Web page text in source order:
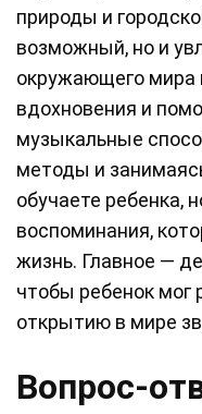
природы и
возможный, но и
окружающего мира
вдохновения и
музыкальные
методы и
обучаете ребенка,
воспоминания,
жизнь. Главное —
чтобы ребенок
открытию в мире
Вопрос-